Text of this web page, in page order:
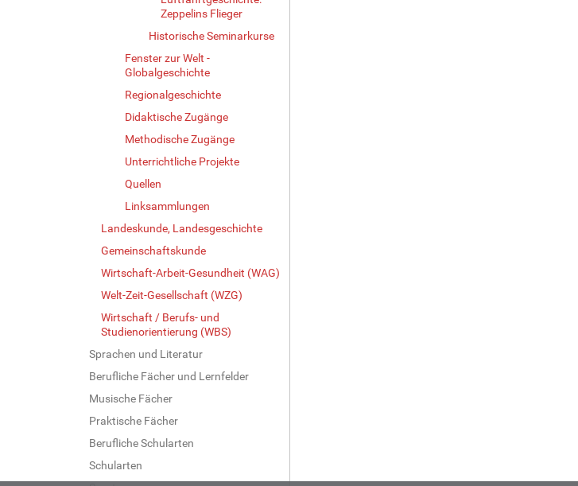
Zeppelins Flieger
Historische Seminarkurse
Fenster zur Welt -
Globalgeschichte
Regionalgeschichte
Didaktische Zugänge
Methodische Zugänge
Unterrichtliche Projekte
Quellen
Linksammlungen
Landeskunde, Landesgeschichte
Gemeinschaftskunde
Wirtschaft-Arbeit-Gesundheit (WAG)
Welt-Zeit-Gesellschaft (WZG)
Wirtschaft / Berufs- und
Studienorientierung (WBS)
Sprachen und Literatur
Berufliche Fächer und Lernfelder
Musische Fächer
Praktische Fächer
Berufliche Schularten
Schularten